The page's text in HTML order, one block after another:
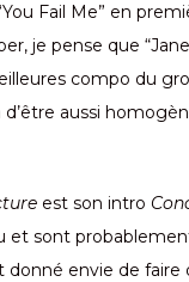
Fail Me” en
je pense que
compo du
d’être aussi
est son intro
et sont
donné envie de faire